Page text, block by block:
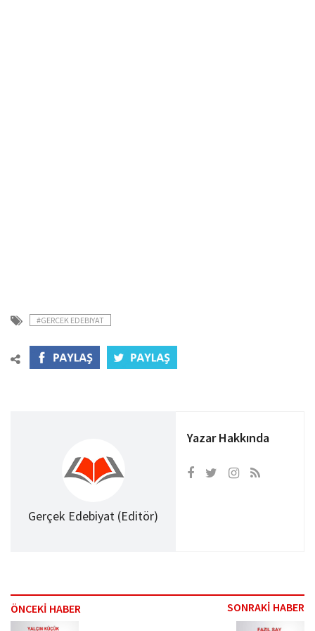
#GERCEK EDEBIYAT
Gerçek Edebiyat (Editör)
Yazar Hakkında
ÖNCEKİ HABER SONRAKİ HABER